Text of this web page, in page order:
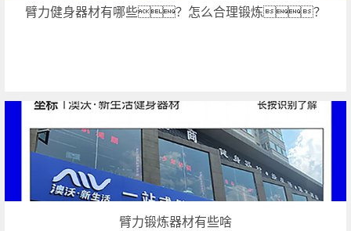
臂力健身器材有哪些？怎么合理锻炼？
臂力锻炼器材有些啥